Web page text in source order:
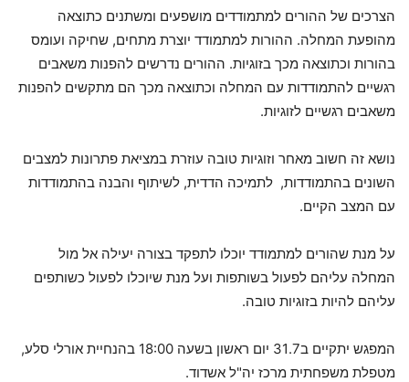
הצרכים של ההורים למתמודדים מושפעים ומשתנים כתוצאה
מהופעת המחלה. ההורות למתמודד יוצרת מתחים, שחיקה ועומס
בהורות וכתוצאה מכך בזוגיות. ההורים נדרשים להפנות משאבים
רגשיים להתמודדות עם המחלה וכתוצאה מכך הם מתקשים להפנות
משאבים רגשיים לזוגיות.
נושא זה חשוב מאחר וזוגיות טובה עוזרת במציאת פתרונות למצבים
השונים בהתמודדות, לתמיכה הדדית, לשיתוף והבנה בהתמודדות
עם המצב הקיים.
על מנת שהורים למתמודד יוכלו לתפקד בצורה יעילה אל מול
המחלה עליהם לפעול בשותפות ועל מנת שיוכלו לפעול כשותפים
עליהם להיות בזוגיות טובה.
המפגש יתקיים ב31.7 יום ראשון בשעה 18:00 בהנחיית אורלי סלע,
מטפלת משפחתית מרכז יה"ל אשדוד.